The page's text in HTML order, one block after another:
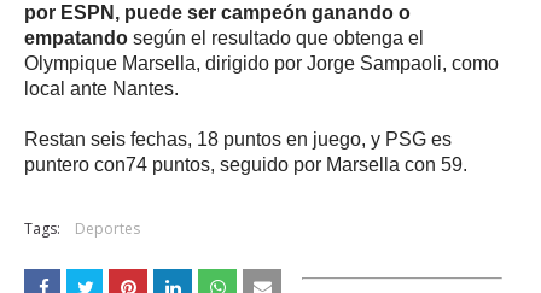
por ESPN, puede ser campeón ganando o
empatando según el resultado que obtenga el
Olympique Marsella, dirigido por Jorge Sampaoli, como
local ante Nantes.
Restan seis fechas, 18 puntos en juego, y PSG es
puntero con74 puntos, seguido por Marsella con 59.
Tags: Deportes